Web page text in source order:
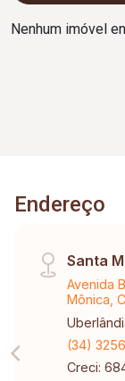
Nenhum imóvel
Endereço
Santa
Avenida
Mônica,
(34)
Creci: